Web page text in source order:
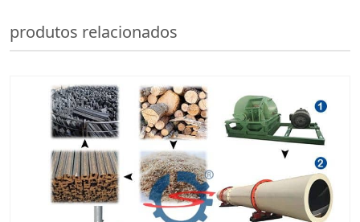
produtos relacionados